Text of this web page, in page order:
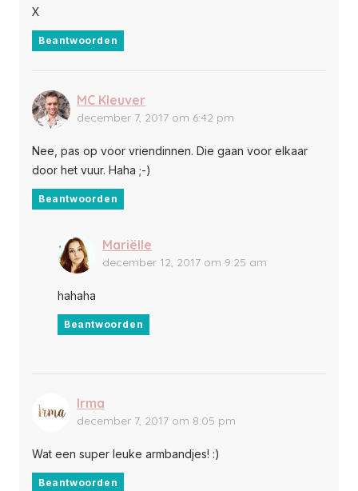
X
Beantwoorden
MC Kleuver
december 7, 2017 om 6:42 pm
Nee, pas op voor vriendinnen. Die gaan voor elkaar
door het vuur. Haha ;-)
Beantwoorden
Mariëlle
december 12, 2017 om 9:25 am
hahaha
Beantwoorden
Irma
december 7, 2017 om 8:05 pm
Wat een super leuke armbandjes! :)
Beantwoorden